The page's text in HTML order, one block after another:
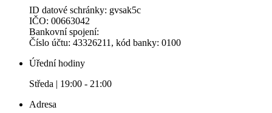
ID datové schránky: gvsak5c
IČO: 00663042
Bankovní spojení:
Číslo účtu: 43326211, kód banky: 0100
Úřední hodiny
Středa | 19:00 - 21:00
Adresa